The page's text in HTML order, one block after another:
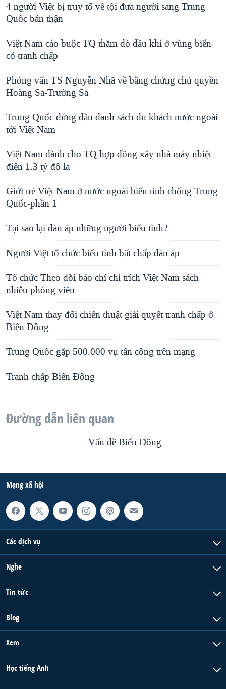
4 người Việt bị truy tố về tội đưa người sang Trung
Quốc bán thận
Việt Nam cáo buộc TQ thăm dò dầu khí ở vùng biển
có tranh chấp
Phỏng vấn TS Nguyễn Nhã về bằng chứng chủ quyền
Hoàng Sa-Trường Sa
Trung Quốc đứng đầu danh sách du khách nước ngoài
tới Việt Nam
Việt Nam dành cho TQ hợp đồng xây nhà máy nhiệt
điện 1.3 tỷ đô la
Giới trẻ Việt Nam ở nước ngoài biểu tình chống Trung
Quốc-phần 1
Tại sao lại đàn áp những người biểu tình?
Người Việt tổ chức biểu tình bất chấp đàn áp
Tổ chức Theo dõi báo chí chỉ trích Việt Nam sách
nhiễu phóng viên
Việt Nam thay đổi chiến thuật giải quyết tranh chấp ở
Biển Đông
Trung Quốc gặp 500.000 vụ tấn công trên mạng
Tranh chấp Biển Ðông
Đường dẫn liên quan
Vấn đề Biển Ðông
Mạng xã hội
Các dịch vụ
Nghe
Tin tức
Blog
Xem
Học tiếng Anh